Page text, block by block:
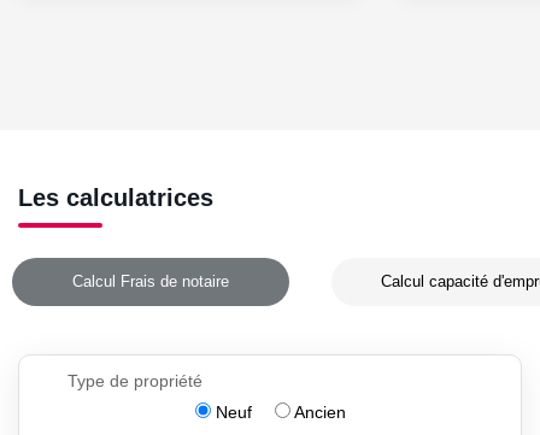
Les calculatrices
Calcul Frais de notaire Calcul capacité